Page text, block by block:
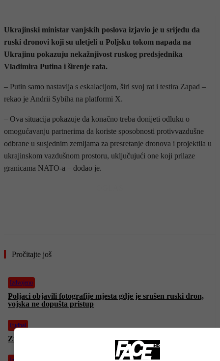
Ukrajinski ministar vanjskih poslova izjavio je u srijedu da
ruski dronovi koji su uletjeli u Poljsku tokom napada na
Ukrajinu pokazuju nekažnjivost ruskog predsjednika
Vladimira Putina i širenje rata.
– Putin samo nastavlja s eskalacijom, širi svoj rat i testira Zapad –
rekao je Andrii Sybiha na platformi X.
– Ova situacija pokazuje da konačno treba donijeti odluku o
omogućavanju partnerima da koriste sposobnosti protivvazdušne
odbrane u susjednim zemljama za presretanje dronova i projektila u
ukrajinskom vazdušnom prostoru, uključujući one koji prilaze
granicama NATO-a – dodao je.
Pročitajte još
Izdvojeno
Poljaci objavili fotografije mjesta gdje je srušen ruski dron,
vojska ne dopušta pristup
Fudbal
Zmajevi pali pred Austrijom, ali nada za Mundijal još živi